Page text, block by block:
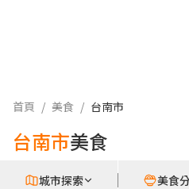
首頁 / 美食 / 台南市
台南市美食
城市探索 美食